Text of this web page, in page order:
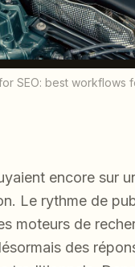
SEO: best
encore sur
Le rythme de
moteurs de
des